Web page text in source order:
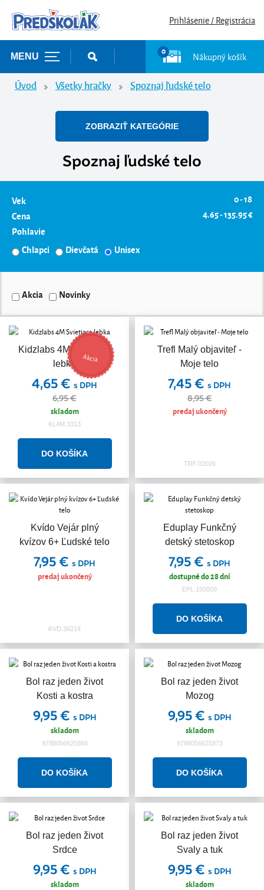
Prihlásenie / Registrácia
MENU
0 Nákupný košík
Úvod Všetky hračky Spoznaj ľudské telo
ZOBRAZIŤ KATEGÓRIE
Spoznaj ľudské telo
Vek
0 - 18
Cena
4.65 - 135.95 €
Pohlavie
Chlapci
Dievčatá Unisex
Akcia Novinky
Kidzlabs 4M Svietiaca
lebka
Akcia
4,65 € s DPH
6,95 €
skladom
KL4M.3313
Trefl Malý objaviteľ -
Moje telo
7,45 € s DPH
8,95 €
predaj ukončený
TRF.02026
Kvído Vejár plný
kvízov 6+ Ľudské telo
7,95 € s DPH
predaj ukončený
KVD.36214
Eduplay Funkčný
detský stetoskop
7,95 € s DPH
dostupné do 28 dní
EPL.150009
Bol raz jeden život
Kosti a kostra
9,95 € s DPH
skladom
9788056625866
Bol raz jeden život
Mozog
9,95 € s DPH
skladom
9788056625873
Bol raz jeden život
Srdce
9,95 € s DPH
skladom
Bol raz jeden život
Svaly a tuk
9,95 € s DPH
skladom